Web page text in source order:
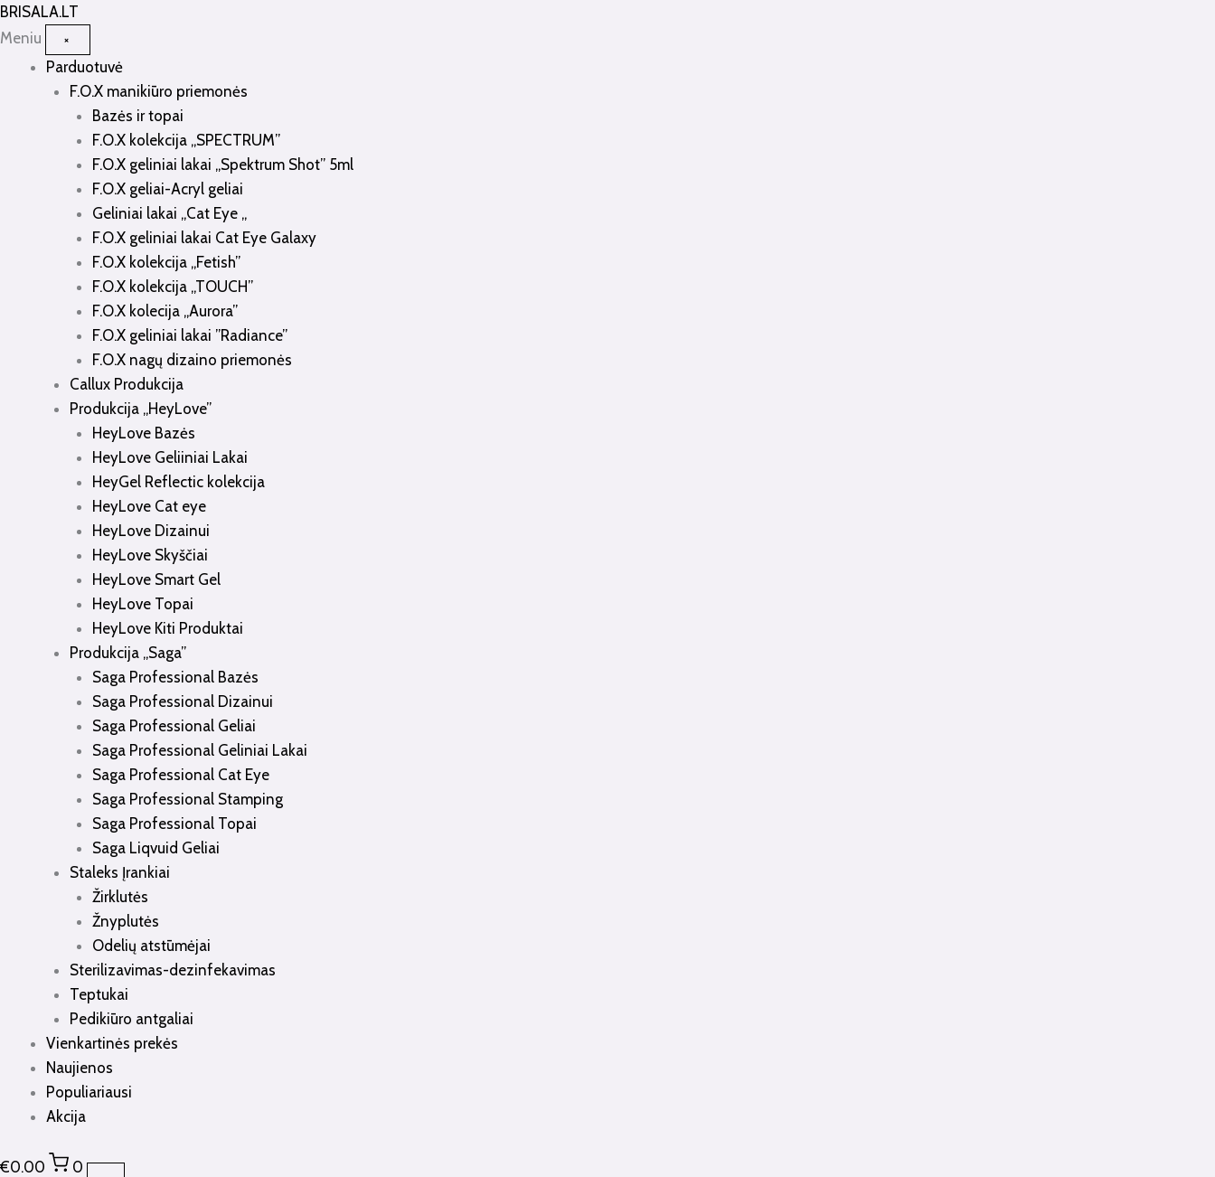
BRISALA.LT
Meniu
×
Parduotuvė
F.O.X manikiūro priemonės
Bazės ir topai
F.O.X kolekcija „SPECTRUM”
F.O.X geliniai lakai „Spektrum Shot” 5ml
F.O.X geliai-Acryl geliai
Geliniai lakai „Cat Eye „
F.O.X geliniai lakai Cat Eye Galaxy
F.O.X kolekcija „Fetish”
F.O.X kolekcija „TOUCH”
F.O.X kolecija „Aurora”
F.O.X geliniai lakai ”Radiance”
F.O.X nagų dizaino priemonės
Callux Produkcija
Produkcija „HeyLove”
HeyLove Bazės
HeyLove Geliiniai Lakai
HeyGel Reflectic kolekcija
HeyLove Cat eye
HeyLove Dizainui
HeyLove Skyščiai
HeyLove Smart Gel
HeyLove Topai
HeyLove Kiti Produktai
Produkcija „Saga”
Saga Professional Bazės
Saga Professional Dizainui
Saga Professional Geliai
Saga Professional Geliniai Lakai
Saga Professional Cat Eye
Saga Professional Stamping
Saga Professional Topai
Saga Liqvuid Geliai
Staleks Įrankiai
Žirklutės
Žnyplutės
Odelių atstūmėjai
Sterilizavimas-dezinfekavimas
Teptukai
Pedikiūro antgaliai
Vienkartinės prekės
Naujienos
Populiariausi
Akcija
€0.00 0
Pereiti
prie